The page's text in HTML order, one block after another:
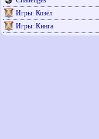
Игры: Козёл
Игры: Кинга